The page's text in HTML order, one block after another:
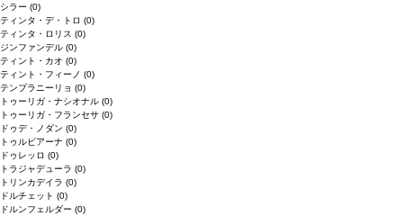
シラー (0)
ティンタ・デ・トロ (0)
ティンタ・ロリス (0)
ジンファンデル (0)
ティント・カオ (0)
ティント・フィーノ (0)
テンプラニーリョ (0)
トゥーリガ・ナシオナル (0)
トゥーリガ・フランセサ (0)
ドゥデ・ノダン (0)
トゥルビアーナ (0)
ドゥレッロ (0)
トラジャデューラ (0)
トリンカデイラ (0)
ドルチェット (0)
ドルンフェルダー (0)